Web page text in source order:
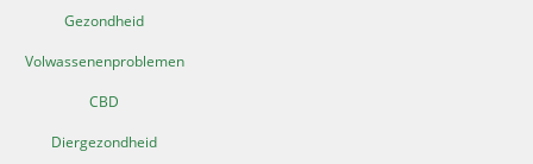
Gezondheid
Volwassenenproblemen
CBD
Diergezondheid